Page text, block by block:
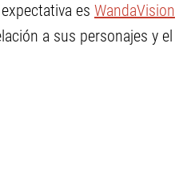
es WandaVision
a sus personajes y